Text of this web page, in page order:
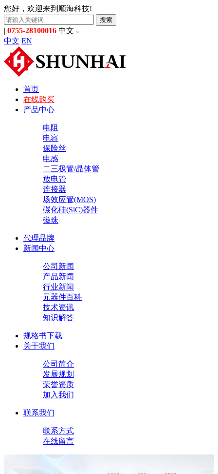
您好，欢迎来到顺海科技!
搜索
| 0755-28100016 中文
中文 EN
首页
在线购买
产品中心
电阻
电容
保险丝
电感
二三极管/晶体管
放电管
连接器
场效应管(MOS)
碳化硅(SiC)器件
磁珠
代理品牌
新闻中心
公司新闻
产品新闻
行业新闻
元器件百科
技术资讯
知识解答
规格书下载
关于我们
公司简介
发展规划
荣誉资质
加入我们
联系我们
联系方式
在线留言